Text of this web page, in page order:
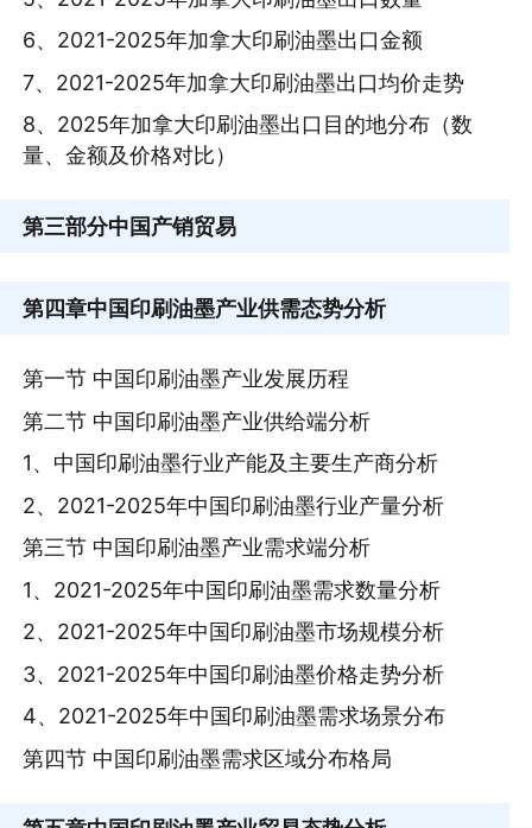
6、2021-2025年加拿大印刷油墨出口金额
7、2021-2025年加拿大印刷油墨出口均价走势
8、2025年加拿大印刷油墨出口目的地分布（数
量、金额及价格对比）
第三部分中国产销贸易
第四章中国印刷油墨产业供需态势分析
第一节 中国印刷油墨产业发展历程
第二节 中国印刷油墨产业供给端分析
1、中国印刷油墨行业产能及主要生产商分析
2、2021-2025年中国印刷油墨行业产量分析
第三节 中国印刷油墨产业需求端分析
1、2021-2025年中国印刷油墨需求数量分析
2、2021-2025年中国印刷油墨市场规模分析
3、2021-2025年中国印刷油墨价格走势分析
4、2021-2025年中国印刷油墨需求场景分布
第四节 中国印刷油墨需求区域分布格局